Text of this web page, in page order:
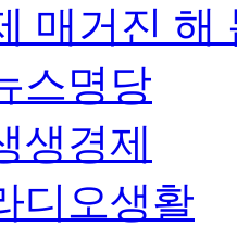
매거진 해
스명당
생경제
디오생활